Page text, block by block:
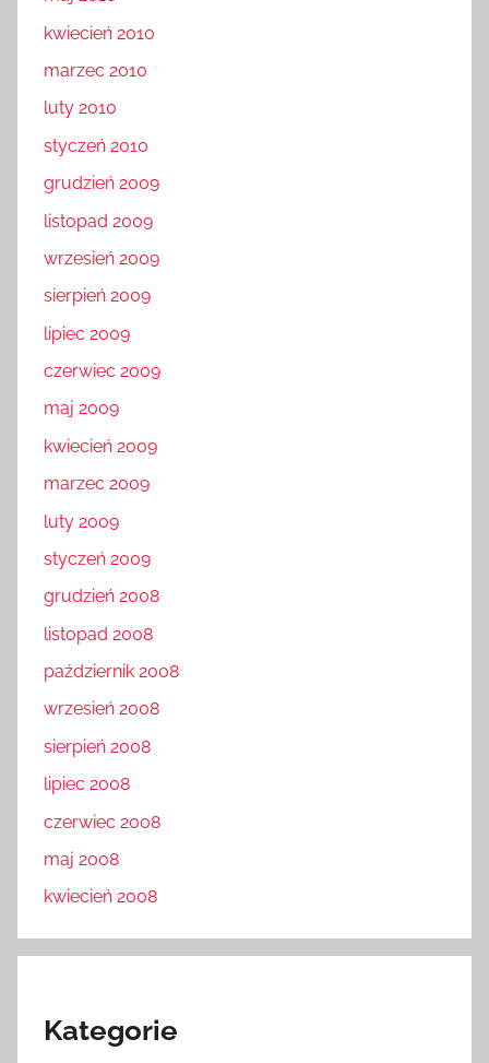
kwiecień 2010
marzec 2010
luty 2010
styczeń 2010
grudzień 2009
listopad 2009
wrzesień 2009
sierpień 2009
lipiec 2009
czerwiec 2009
maj 2009
kwiecień 2009
marzec 2009
luty 2009
styczeń 2009
grudzień 2008
listopad 2008
październik 2008
wrzesień 2008
sierpień 2008
lipiec 2008
czerwiec 2008
maj 2008
kwiecień 2008
Kategorie